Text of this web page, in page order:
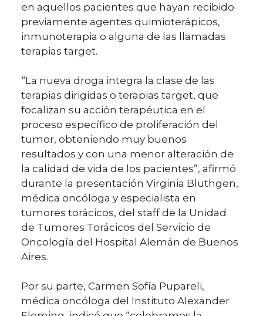
en aquellos pacientes que hayan recibido
previamente agentes quimioterápicos,
inmunoterapia o alguna de las llamadas
terapias target.
“La nueva droga integra la clase de las
terapias dirigidas o terapias target, que
focalizan su acción terapéutica en el
proceso específico de proliferación del
tumor, obteniendo muy buenos
resultados y con una menor alteración de
la calidad de vida de los pacientes”, afirmó
durante la presentación Virginia Bluthgen,
médica oncóloga y especialista en
tumores torácicos, del staff de la Unidad
de Tumores Torácicos del Servicio de
Oncología del Hospital Alemán de Buenos
Aires.
Por su parte, Carmen Sofía Pupareli,
médica oncóloga del Instituto Alexander